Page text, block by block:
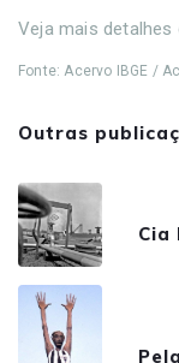
Veja mais detalhes
Fonte: Acervo IBGE /
Outras
Cia